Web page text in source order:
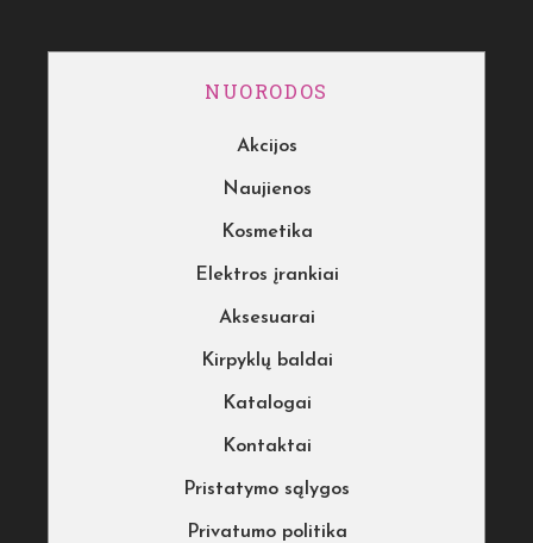
NUORODOS
Akcijos
Naujienos
Kosmetika
Elektros įrankiai
Aksesuarai
Kirpyklų baldai
Katalogai
Kontaktai
Pristatymo sąlygos
Privatumo politika